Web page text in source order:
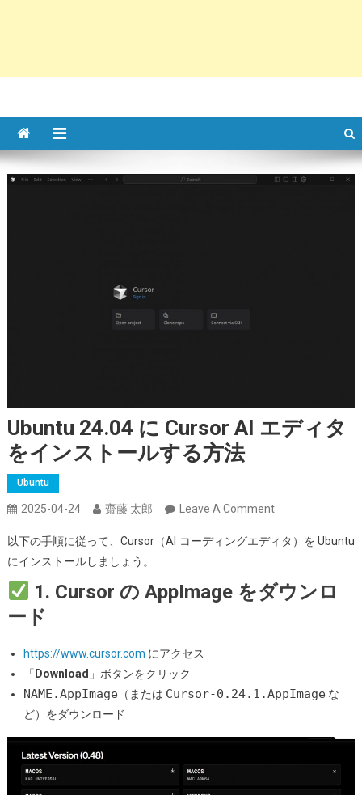
Ubuntu 24.04 に Cursor AI エディタ
をインストールする方法
Ubuntu
2025-04-24 齋藤 太郎 Leave A CommentOn
24.04
Cursor
タ
以下の手順に従って、Cursor（AI コーディングエディタ）を Ubuntu
にインストールしましょう。
1. Cursor の AppImage をダウンロ
ード
https://www.cursor.com にアクセス
「 Download 」ボタンをクリック
NAME.AppImage（または Cursor-0.24.1.AppImageな
ど）をダウンロード